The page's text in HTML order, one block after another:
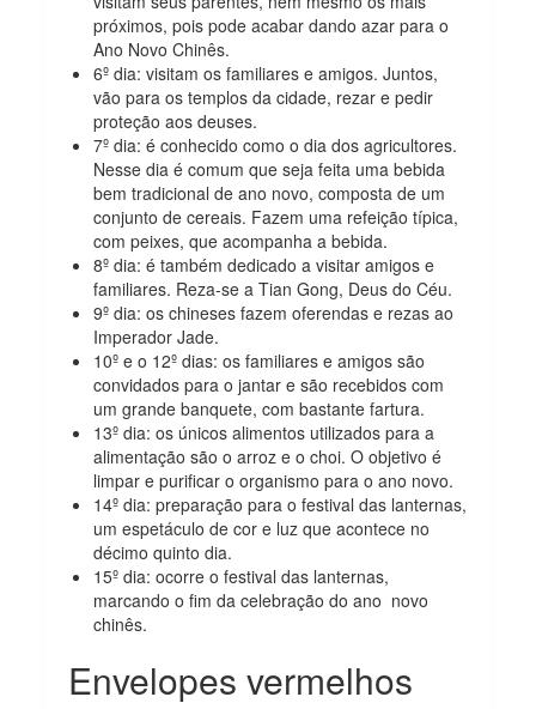
próximos, pois pode acabardando azar para o
Ano Novo Chinês.
6º dia: visitam os familiares e amigos. Juntos,
vão para os templos da cidade, rezar e pedir
proteção aos deuses.
7º dia: é conhecido como o dia dos agricultores.
Nesse dia é comum que seja feita uma bebida
bem tradicional de ano novo, composta de um
conjunto de cereais. Fazem uma refeição típica,
com peixes, que acompanha a bebida.
8º dia: é também dedicado a visitar amigos e
familiares. Reza-se a Tian Gong, Deus do Céu.
9º dia: os chineses fazem oferendas e rezas ao
Imperador Jade.
10º e o 12º dias: os familiares e amigos são
convidados para o jantar e são recebidos com
um grande banquete, com bastante fartura.
13º dia: os únicos alimentos utilizados para a
alimentação são o arroz e o choi. O objetivo é
limpar e purificar o organismo para o ano novo.
14º dia: preparação para o festival das lanternas,
um espetáculo de cor e luz que acontece no
décimo quinto dia.
15º dia: ocorre o festival das lanternas,
marcando o fim da celebração do ano novo
chinês.
Envelopes vermelhos